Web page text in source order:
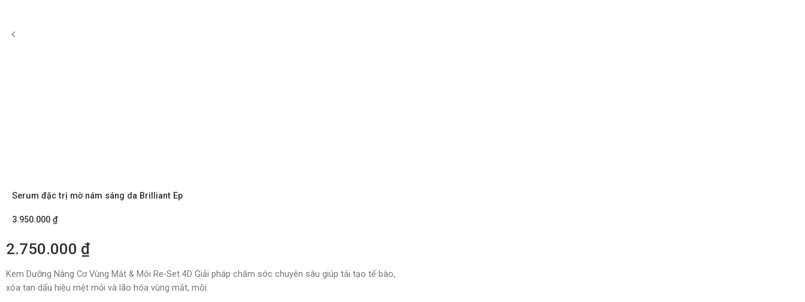
Serum đặc trị mờ nám sáng da Brilliant Ep
3.950.000 ₫
2.750.000 ₫
Kem Dưỡng Nâng Cơ Vùng Mắt & Môi Re-Set 4D Giải pháp chăm sóc chuyên sâu giúp tái tạo tế bào,
xóa tan dấu hiệu mệt mỏi và lão hóa vùng mắt, môi.